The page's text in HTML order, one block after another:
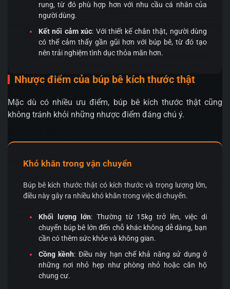
rung, từ đó phù hợp hơn với nhu cầu cá nhân của
người dùng.
Kết nối cảm xúc: Với thiết kế chân thật, người dùng
có thể cảm thấy gần gũi hơn với búp bê, từ đó tạo
nên trải nghiệm tình dục thỏa mãn hơn.
Nhược điểm của búp bê kích thước thật
Mặc dù có nhiều ưu điểm, búp bê kích thước thật cũng
không tránh khỏi những nhược điểm đáng chú ý.
Khó khăn trong vận chuyển
Búp bê kích thước thật có kích thước và trọng lượng lớn,
điều này gây ra nhiều khó khăn trong việc di chuyển.
Khối lượng lớn: Thường từ 15kg trở lên, việc di
chuyển búp bê lớn đến chỗ khác không dễ dàng, bạn
cần có thêm sức khỏe và không gian.
Cồng kềnh: Điều này hạn chế khả năng sử dụng ở
những nơi nhỏ hẹp như phòng nhỏ hoặc căn hộ
chung cư.